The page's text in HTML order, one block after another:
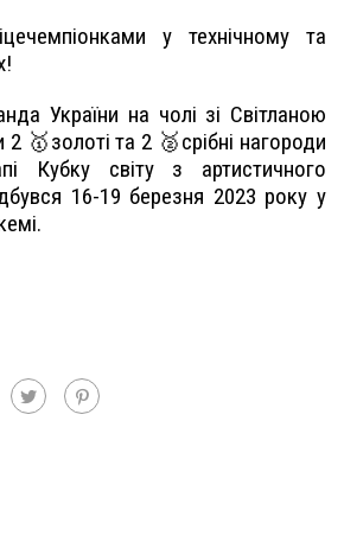
у технічному та
України на чолі зі Світланою
🥇золоті та 2 🥈срібні нагороди
Кубку світу з артистичного
16-19 березня 2023 року у